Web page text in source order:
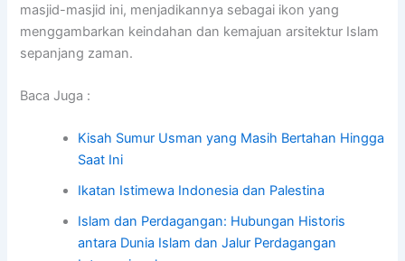
masjid-masjid ini, menjadikannya sebagai ikon yang
menggambarkan keindahan dan kemajuan arsitektur Islam
sepanjang zaman.
Baca Juga :
Kisah Sumur Usman yang Masih Bertahan Hingga
Saat Ini
Ikatan Istimewa Indonesia dan Palestina
Islam dan Perdagangan: Hubungan Historis
antara Dunia Islam dan Jalur Perdagangan